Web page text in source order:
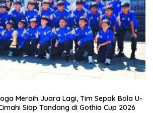
Meraih Juara Lagi, Tim Sepak Bola U-
Siap Tandang di Gothia Cup 2026